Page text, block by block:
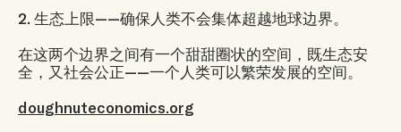
2. 生态上限——确保人类不会集体超越地球边界。
在这两个边界之间有一个甜甜圈状的空间，既生态安
全，又社会公正——一个人类可以繁荣发展的空间。
doughnuteconomics.org